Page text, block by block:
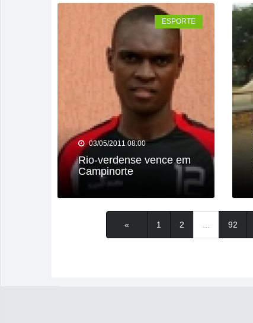
ESPORTE
03/05/2011 08:00
Rio-verdense vence em
Campinorte
« 1 2 ... 92